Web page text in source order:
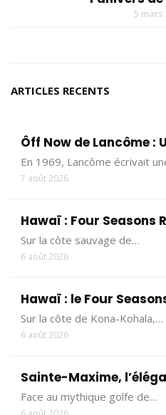
5 mars
ARTICLES RECENTS
Ôff Now de Lancôme :
En 1969, Lancôme écrivait
7 août 2026
Hawaï : Four Seasons
Sur la côte sauvage de…
6 août 2026
Hawaï : le Four
Sur la côte de Kona-Kohala,…
6 août 2026
Sainte-Maxime,
Face au mythique golfe de…